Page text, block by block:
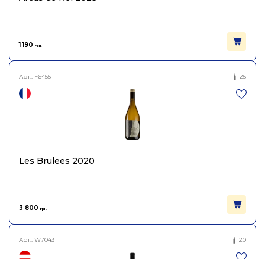
1 190 грн.
Арт.: F6455 25
Les Brulees 2020
3 800 грн.
Арт.: W7043 20